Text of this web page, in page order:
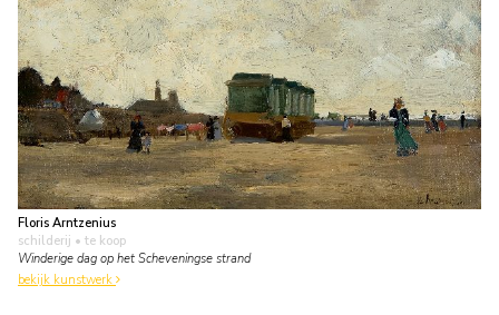
Floris Arntzenius
schilderij • te koop
Winderige dag op het Scheveningse strand
bekijk kunstwerk